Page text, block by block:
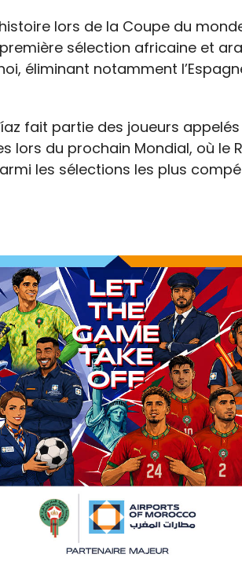
lors de la Coupe du
sélection africaine et
éliminant notamment
fait partie des joueurs
lors du prochain Mondial, où le
les sélections les plus